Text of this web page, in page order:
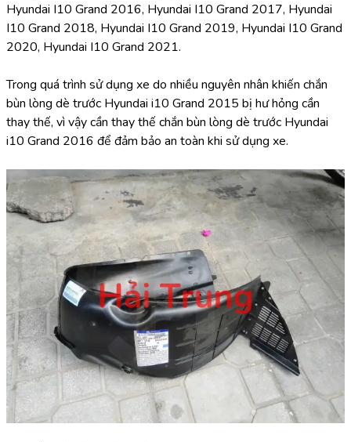
Hyundai I10 Grand 2016, Hyundai I10 Grand 2017, Hyundai
I10 Grand 2018, Hyundai I10 Grand 2019, Hyundai I10 Grand
2020, Hyundai I10 Grand 2021.
Trong quá trình sử dụng xe do nhiều nguyên nhân khiến chắn
bùn lòng dè trước Hyundai i10 Grand 2015 bị hư hỏng cần
thay thế, vì vậy cần thay thế chắn bùn lòng dè trước Hyundai
i10 Grand 2016 để đảm bảo an toàn khi sử dụng xe.